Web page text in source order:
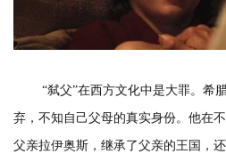
“弑父”在西方文化中是大罪。希
弃，不知自己父母的真实身份。他在
父亲拉伊奥斯，继承了父亲的王国，